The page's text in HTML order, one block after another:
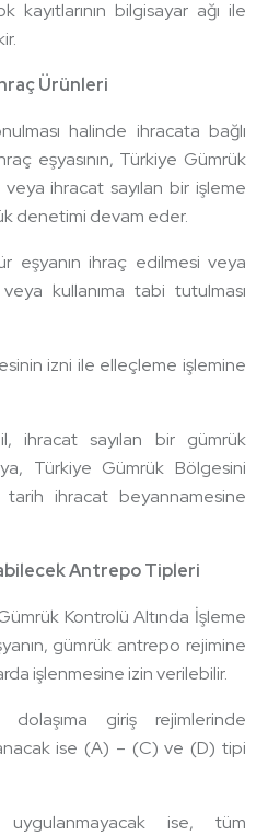
bilgisayar ağı ile
Ürünleri
halinde ihracata bağlı
eşyasının, Türkiye Gümrük
ihracat sayılan bir işleme
denetimi devam eder.
eşyanın ihraç edilmesi veya
kullanıma tabi tutulması
izni ile elleçleme işlemine
ihracat sayılan bir gümrük
Türkiye Gümrük Bölgesini
tarih ihracat beyannamesine
Antrepo Tipleri
Kontrolü Altında İşleme
gümrük antrepo rejimine
işlenmesine izin verilebilir.
giriş rejimlerinde
ise (A) – (C) ve (D) tipi
ise, tüm